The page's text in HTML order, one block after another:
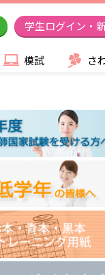
学生ログイン・
模試 さ